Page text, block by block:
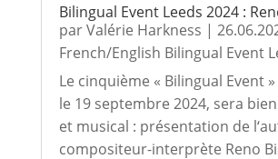
Bilingual Event Leeds 2024 :
parValérie Harkness |
French/English Bilingual Event
Le cinquième « Bilingual Event »
le 19 septembre 2024, sera
et musical : présentation de
compositeur-interprète Reno